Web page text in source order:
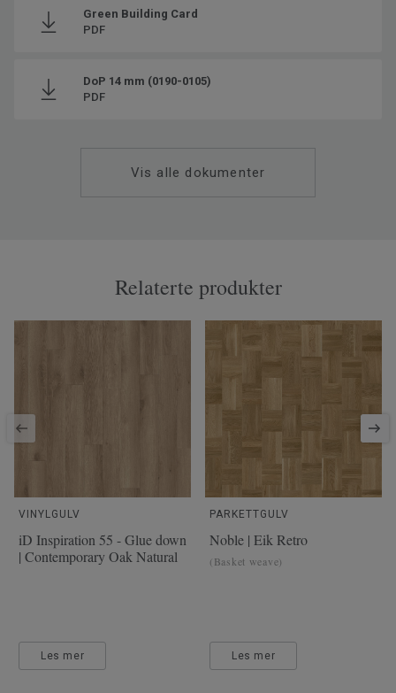
Green Building Card
PDF
DoP 14 mm (0190-0105)
PDF
Vis alle dokumenter
Relaterte produkter
VINYLGULV
iD Inspiration 55 - Glue down
| Contemporary Oak Natural
Les mer
PARKETTGULV
Noble | Eik Retro
(Basket weave)
Les mer